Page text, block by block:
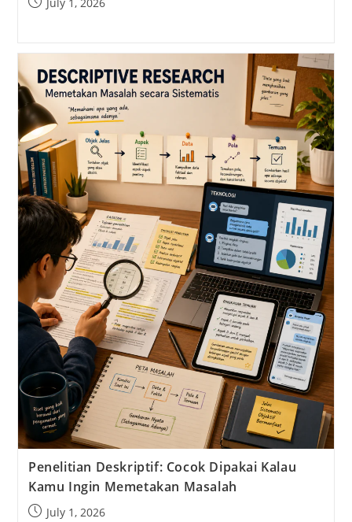
July 1, 2026
Penelitian Deskriptif: Cocok Dipakai Kalau
Kamu Ingin Memetakan Masalah
PostJuly 1, 2026